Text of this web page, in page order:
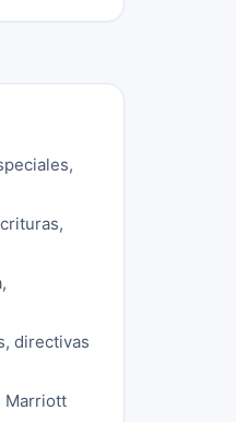
directivas
Marriott